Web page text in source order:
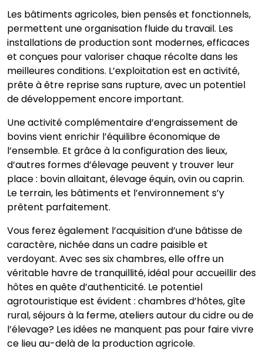
Les bâtiments agricoles, bien pensés et fonctionnels,
permettent une organisation fluide du travail. Les
installations de production sont modernes, efficaces
et conçues pour valoriser chaque récolte dans les
meilleures conditions. L’exploitation est en activité,
prête à être reprise sans rupture, avec un potentiel
de développement encore important.
Une activité complémentaire d’engraissement de
bovins vient enrichir l’équilibre économique de
l’ensemble. Et grâce à la configuration des lieux,
d’autres formes d’élevage peuvent y trouver leur
place : bovin allaitant, élevage équin, ovin ou caprin.
Le terrain, les bâtiments et l’environnement s’y
prêtent parfaitement.
Vous ferez également l’acquisition d’une bâtisse de
caractère, nichée dans un cadre paisible et
verdoyant. Avec ses six chambres, elle offre un
véritable havre de tranquillité, idéal pour accueillir des
hôtes en quête d’authenticité. Le potentiel
agrotouristique est évident : chambres d’hôtes, gîte
rural, séjours à la ferme, ateliers autour du cidre ou de
l’élevage? Les idées ne manquent pas pour faire vivre
ce lieu au-delà de la production agricole.